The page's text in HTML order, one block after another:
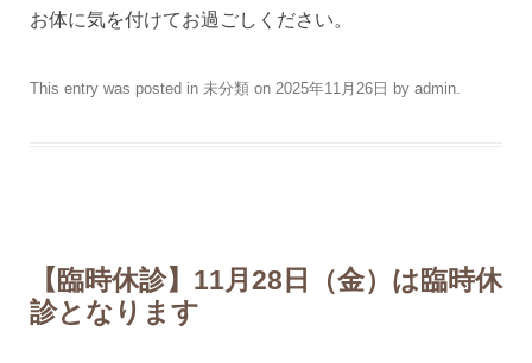
お体に気を付けてお過ごしください。
This entry was posted in 未分類 on 2025年11月26日 by admin.
【臨時休診】11月28日（金）は臨時休
診となります